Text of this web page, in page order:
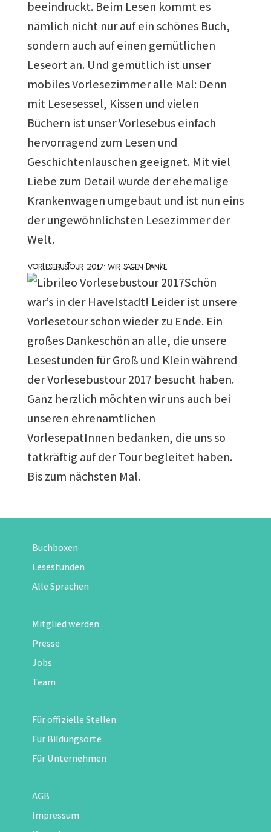
beeindruckt. Beim Lesen kommt es
nämlich nicht nur auf ein schönes Buch,
sondern auch auf einen gemütlichen
Leseort an. Und gemütlich ist unser
mobiles Vorlesezimmer alle Mal: Denn
mit Lesesessel, Kissen und vielen
Büchern ist unser Vorlesebus einfach
hervorragend zum Lesen und
Geschichtenlauschen geeignet. Mit viel
Liebe zum Detail wurde der ehemalige
Krankenwagen umgebaut und ist nun eins
der ungewöhnlichsten Lesezimmer der
Welt.
Vorlesebustour 2017: Wir sagen Danke
Schön
war’s in der Havelstadt! Leider ist unsere
Vorlesetour schon wieder zu Ende. Ein
großes Dankeschön an alle, die unsere
Lesestunden für Groß und Klein während
der Vorlesebustour 2017 besucht haben.
Ganz herzlich möchten wir uns auch bei
unseren ehrenamtlichen
VorlesepatInnen bedanken, die uns so
tatkräftig auf der Tour begleitet haben.
Bis zum nächsten Mal.
Buchboxen
Lesestunden
Alle Sprachen
Mitglied werden
Presse
Jobs
Team
Für offizielle Stellen
Für Bildungsorte
Für Unternehmen
AGB
Impressum